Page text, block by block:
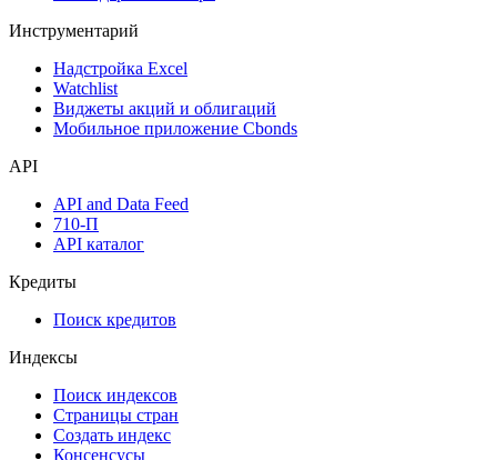
Денежный рынок
Календарь инвестора
Инструментарий
Мобильное приложение Cbonds
API
API and Data Feed
API каталог
Кредиты
Поиск кредитов
Индексы